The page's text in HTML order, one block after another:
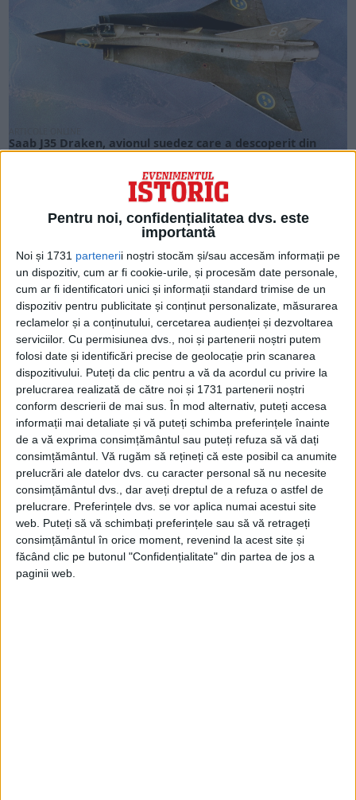
Pentru noi, confidențialitatea dvs. este
importantă
Noi și 1731 partenerii noștri stocăm și/sau accesăm informații pe
un dispozitiv, cum ar fi cookie-urile, și procesăm date personale,
cum ar fi identificatori unici și informații standard trimise de un
dispozitiv pentru publicitate și conținut personalizate, măsurarea
reclamelor și a conținutului, cercetarea audienței și dezvoltarea
serviciilor. Cu permisiunea dvs., noi și partenerii noștri putem
folosi date și identificări precise de geolocație prin scanarea
dispozitivului. Puteți da clic pentru a vă da acordul cu privire la
prelucrarea realizată de către noi și 1731 partenerii noștri
conform descrierii de mai sus. În mod alternativ, puteți accesa
informații mai detaliate și vă puteți schimba preferințele înainte
de a vă exprima consimțământul sau puteți refuza să vă dați
consimțământul. Vă rugăm să rețineți că este posibil ca anumite
prelucrări ale datelor dvs. cu caracter personal să nu necesite
consimțământul dvs., dar aveți dreptul de a refuza o astfel de
prelucrare. Preferințele dvs. se vor aplica numai acestui site
web. Puteți să vă schimbați preferințele sau să vă retrageți
consimțământul în orice moment, revenind la acest site și
făcând clic pe butonul "Confidențialitate" din partea de jos a
paginii web.
Saab J35 Draken, avionul suedez care a descoperit din
greșeală manevra Cobra
În lumea de după cel de-al Doilea Război Mondial, nevoia de
tehnologie avansată pentru avioanele de...
Misterul navei regale Vasa. Analize ADN confirmă
prezența unei femei printre cei 30 de morți
Analizele ADN au dezvăluit că o femeie s-a aflat printre cei 30
de morți în momentul...